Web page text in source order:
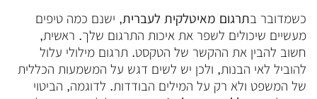
כשמדובר בתרגום מאיטלקית לעברית, ישנם כמה טיפים
מעשיים שיכולים לשפר את איכות התרגום שלך. ראשית,
חשוב להבין את ההקשר של הטקסט. תרגום מילולי עלול
להוביל לאי הבנות, ולכן יש לשים דגש על המשמעות הכללית
של המשפט ולא רק על המילים הבודדות. לדוגמה, הביטוי